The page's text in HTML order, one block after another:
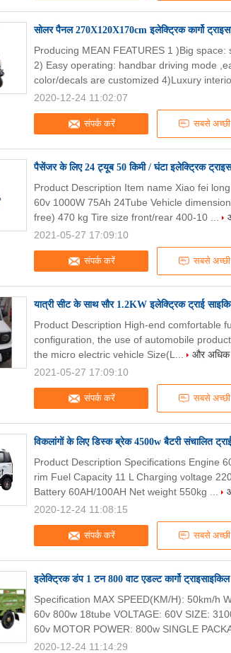
सोलर पैनल 270X120X170cm इलेक्ट्रिक कार्गो
संपर्क करें सबसे
Producing MEAN FEATURES 1 )Big
2) Easy operating: handbar driving mode
color/decals are customized 4)Luxury
2020-12-24 11:02:07
पैसेंजर के लिए 24 ट्यूब 50 किमी / घंटा इलेक्ट्रिक
संपर्क करें सबसे
Product Description Item name Xiao fei
60v 1000W 75Ah 24Tube Vehicle
free) 470 kg Tire size front/rear 400-10 ...
2021-05-27 17:09:10
यात्री सीट के साथ सौर 1.2KW इलेक्ट्रिक ट्राई
संपर्क करें सबसे
Product Description High-end comfortable
configuration, the use of automobile
the micro electric vehicle Size(L...
और अधिक
2021-05-27 17:09:10
विकलांगों के लिए डिस्क ब्रेक 4500w बैटरी संचालित
संपर्क करें सबसे
Product Description Specifications Engine
rim Fuel Capacity 11 L Charging voltage
Battery 60AH/100AH Net weight 550kg ...
2020-12-24 11:08:15
इलेक्ट्रिक डंप 1 टन 800 वाट एडल्ट कार्गो ट्राइसाइकिल
Specification MAX SPEED(KM/H): 50km/h
60v 800w 18tube VOLTAGE: 60V SIZE:
60v MOTOR POWER: 800w SINGLE
2020-12-24 11:14:29